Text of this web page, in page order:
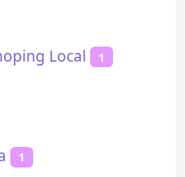
Local 1
1